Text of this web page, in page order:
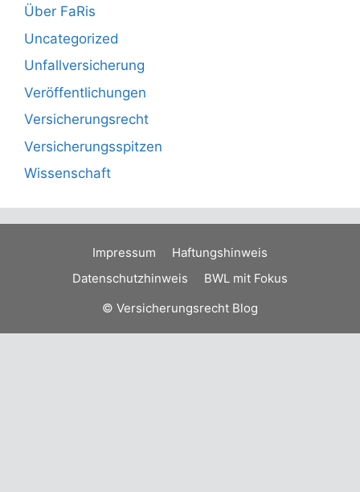
Über FaRis
Uncategorized
Unfallversicherung
Veröffentlichungen
Versicherungsrecht
Versicherungsspitzen
Wissenschaft
Impressum
Haftungshinweis
Datenschutzhinweis
BWL mit Fokus
© Versicherungsrecht Blog